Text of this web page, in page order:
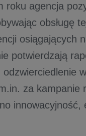
roku agencja
obsługę
osiągających
potwierdzają
za
innowacyjność,